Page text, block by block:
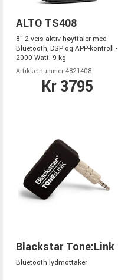
ALTO TS408
8" 2-veis aktiv høyttaler med
Bluetooth, DSP og APP-kontroll -
2000 Watt. 9 kg
Artikkelnummer 4821408
Kr 3795
Blackstar Tone:Link
Bluetooth lydmottaker